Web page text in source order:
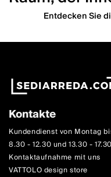
Entdecken Sie
Kontakte
Kundendienst von Montag
8.30 - 12.30 und 13.30 - 17.30
Kontaktaufnahme mit uns
VATTOLO design store